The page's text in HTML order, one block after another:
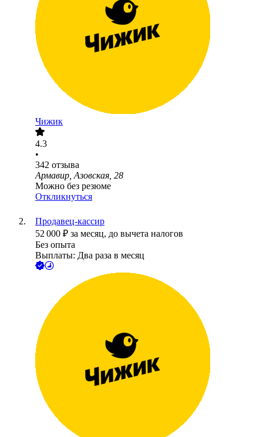
Чижик
4.3
•
342 отзыва
Армавир, Азовская, 28
Можно без резюме
Откликнуться
Продавец-кассир
52 000 ₽ за месяц, до вычета налогов
Без опыта
Выплаты: Два раза в месяц